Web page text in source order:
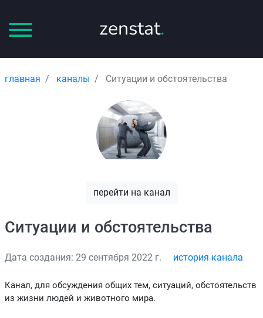
zenstat.
главная каналы Ситуации и обстоятельства
перейти на канал
Ситуации и обстоятельства
Дата создания: 29 сентября 2022 г. история канала
Канал, для обсуждения общих тем, ситуаций, обстоятельств
из жизни людей и животного мира.